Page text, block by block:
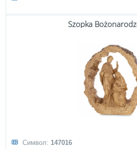
Szopka
Символ: 147016